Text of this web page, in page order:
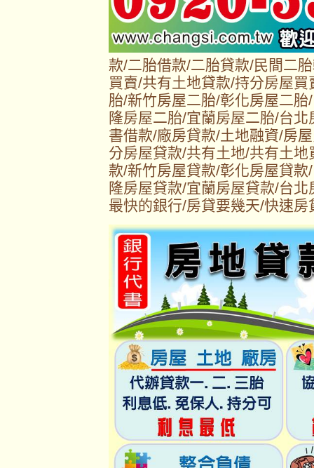
款/二胎借款/二胎貸款/民間二
買賣/共有土地貸款/持分房屋
胎/新竹房屋二胎/彰化房屋二
隆房屋二胎/宜蘭房屋二胎/台
書借款/廠房貸款/土地融資/房
分房屋貸款/共有土地/共有土
款/新竹房屋貸款/彰化房屋貸
隆房屋貸款/宜蘭房屋貸款/台
最快的銀行/房貸要幾天/快速房